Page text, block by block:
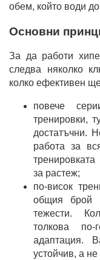
обем, който води
Основни
За да работи
следва няколко
колко ефективен
повече
тренировки,
достатъчни.
работа за
за растеж;
по-висок
общия брой
тежести.
толкова
адаптация.
устойчив, а не